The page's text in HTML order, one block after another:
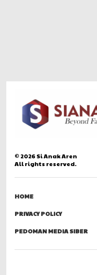
© 2026Si Anak Aren
All rights reserved.
HOME
PRIVACY POLICY
PEDOMAN MEDIA SIBER